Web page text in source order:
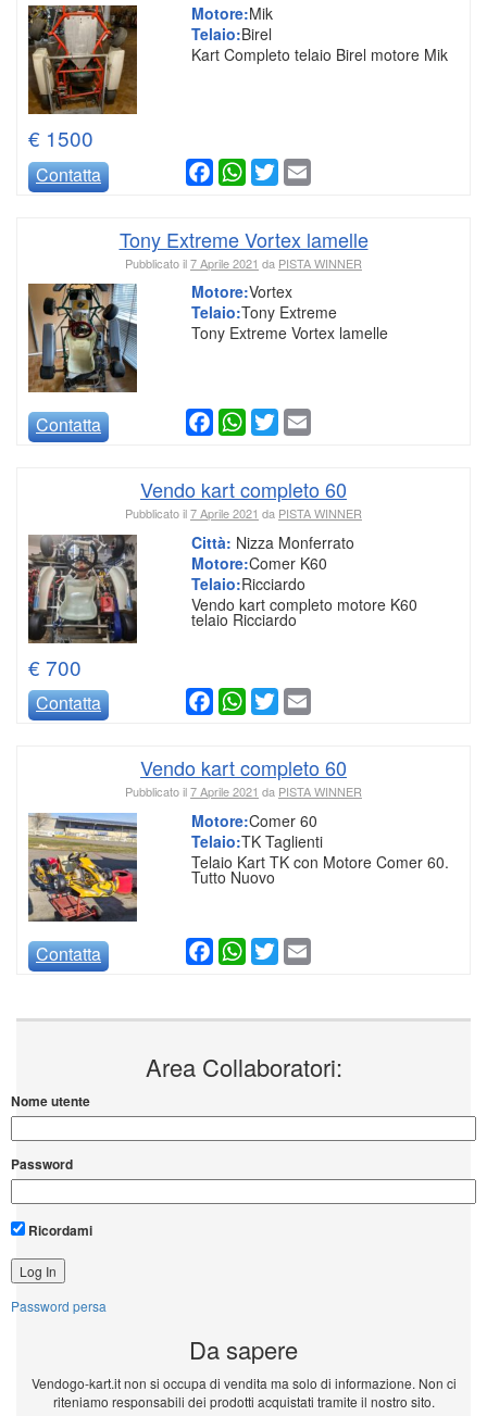
€ 1500
Motore:Mik
Telaio:Birel
Kart Completo telaio Birel motore Mik
Contatta Facebook
WhatsApp
Twitter
Tony Extreme Vortex lamelle
Pubblicato il7 Aprile 2021 da PISTA WINNER
Motore:Vortex
Telaio:Tony Extreme
Tony Extreme Vortex lamelle
Contatta Facebook
WhatsApp
Twitter
Vendo kart completo 60
Pubblicato il7 Aprile 2021 da PISTA WINNER
€ 700
Città: Nizza Monferrato
Motore:Comer K60
Telaio:Ricciardo
Vendo kart completo motore K60
telaio Ricciardo
Contatta Facebook
WhatsApp
Twitter
Vendo kart completo 60
Pubblicato il7 Aprile 2021 da PISTA WINNER
Motore:Comer 60
Telaio:TK Taglienti
Telaio Kart TK con Motore Comer 60.
Tutto Nuovo
Contatta Facebook
WhatsApp
Twitter
Area Collaboratori:
Nome utente
Password
Ricordami
Password persa
Da sapere
Vendogo-kart.it non si occupa di vendita ma solo di informazione. Non ci
riteniamo responsabili dei prodotti acquistati tramite il nostro sito.